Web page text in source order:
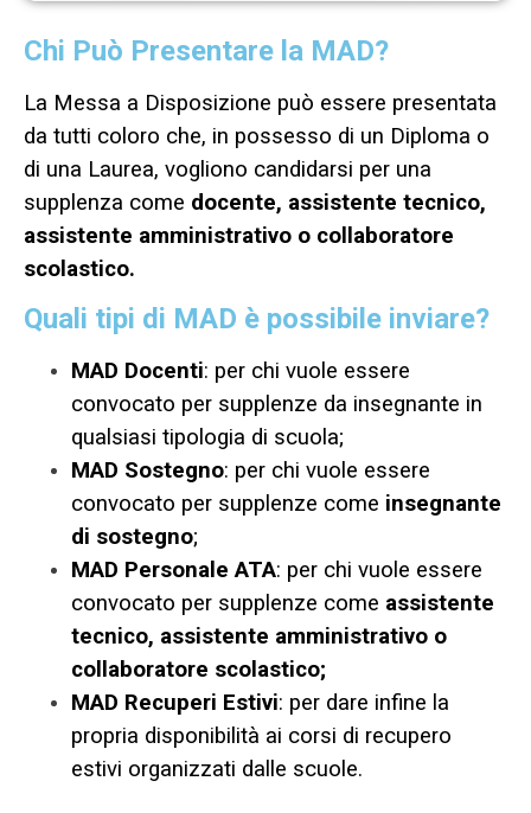
Chi Può Presentare la MAD?
La Messa a Disposizione può essere presentata
da tutti coloro che, in possesso di un Diploma o
di una Laurea, vogliono candidarsi per una
supplenza come docente, assistente tecnico,
assistente amministrativo o collaboratore
scolastico.
Quali tipi di MAD è possibile inviare?
MAD Docenti: per chi vuole essere
convocato per supplenze da insegnante in
qualsiasi tipologia di scuola;
MAD Sostegno: per chi vuole essere
convocato per supplenze come insegnante
di sostegno;
MAD Personale ATA: per chi vuole essere
convocato per supplenze come assistente
tecnico, assistente amministrativo o
collaboratore scolastico;
MAD Recuperi Estivi: per dare infine la
propria disponibilità ai corsi di recupero
estivi organizzati dalle scuole.